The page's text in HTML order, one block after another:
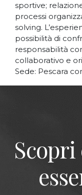
sportive;
processi
solving.
possibilità di
responsabilità
collaborativo e
Sede: Pescara
Scopri